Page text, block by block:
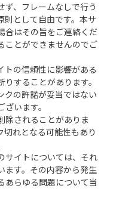
、フレームなしで行う
則として自由です。本サ
合はその旨をご連絡くだ
ことができませんのでご
トの信頼性に影響がある
することがあります。
クの許諾が妥当ではない
います。
除されることがありま
れとなる可能性もあり
サイトについては、それ
ます。その内容から発生
あらゆる問題について当